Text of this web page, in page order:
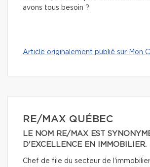
avons tous besoin ?
Article originalement publié sur Mon
RE/MAX QUÉBEC
LE NOM RE/MAX EST
D'EXCELLENCE EN IMMOBILIER.
Chef de file du secteur de